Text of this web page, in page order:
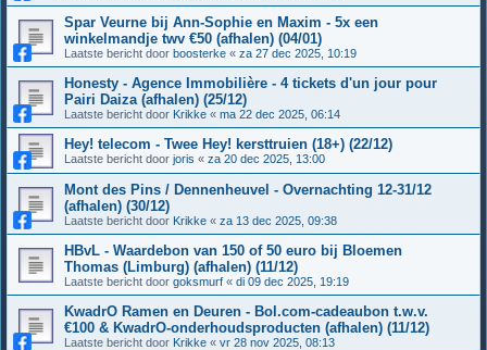
Spar Veurne bij Ann-Sophie en Maxim - 5x een
winkelmandje twv €50 (afhalen) (04/01)
Laatste bericht door boosterke « za 27 dec 2025, 10:19
Honesty - Agence Immobilière - 4 tickets d'un jour pour
Pairi Daiza (afhalen) (25/12)
Laatste bericht door Krikke « ma 22 dec 2025, 06:14
Hey! telecom - Twee Hey! kersttruien (18+) (22/12)
Laatste bericht door joris « za 20 dec 2025, 13:00
Mont des Pins / Dennenheuvel - Overnachting 12-31/12
(afhalen) (30/12)
Laatste bericht door Krikke « za 13 dec 2025, 09:38
HBvL - Waardebon van 150 of 50 euro bij Bloemen
Thomas (Limburg) (afhalen) (11/12)
Laatste bericht door goksmurf « di 09 dec 2025, 19:19
KwadrO Ramen en Deuren - Bol.com-cadeaubon t.w.v.
€100 & KwadrO-onderhoudsproducten (afhalen) (11/12)
Laatste bericht door Krikke « vr 28 nov 2025, 08:13